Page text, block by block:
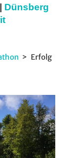
| Dünsberg
Erfolg